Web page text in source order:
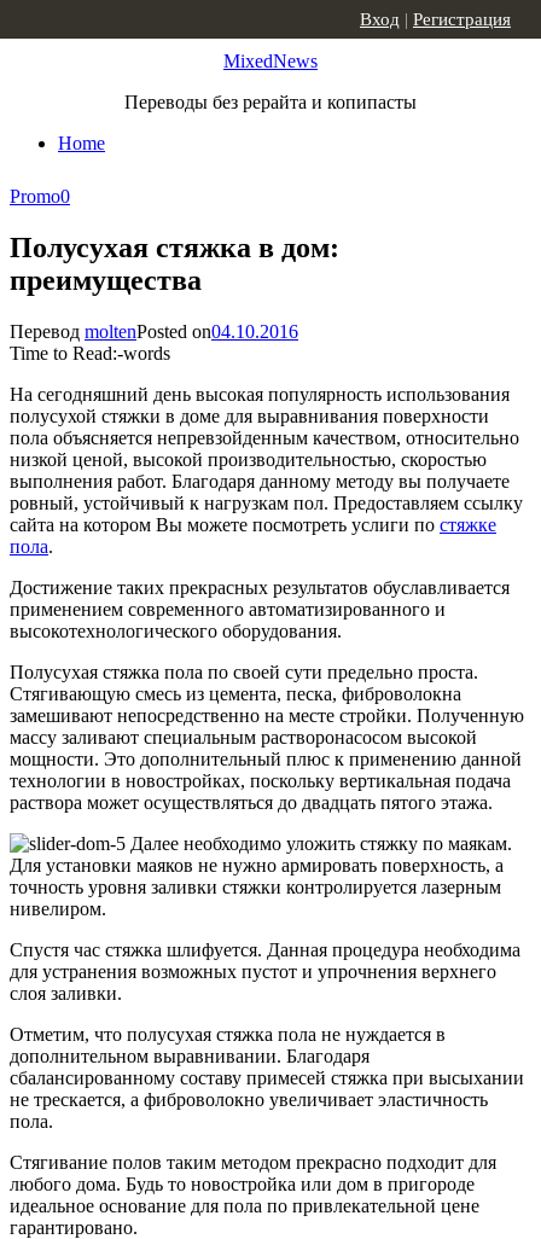
MixedNews
Переводы без рерайта и копипасты
Home
Вход | Регистрация
Promo0
Полусухая стяжка в дом:
преимущества
Перевод moltenPosted on04.10.2016
Time to Read:-words
На сегодняшний день высокая популярность использования
полусухой стяжки в доме для выравнивания поверхности
пола объясняется непревзойденным качеством, относительно
низкой ценой, высокой производительностью, скоростью
выполнения работ. Благодаря данному методу вы получаете
ровный, устойчивый к нагрузкам пол. Предоставляем ссылку
сайта на котором Вы можете посмотреть услиги по стяжке
пола.
Достижение таких прекрасных результатов обуславливается
применением современного автоматизированного и
высокотехнологического оборудования.
Полусухая стяжка пола по своей сути предельно проста.
Стягивающую смесь из цемента, песка, фиброволокна
замешивают непосредственно на месте стройки. Полученную
массу заливают специальным растворонасосом высокой
мощности. Это дополнительный плюс к применению данной
технологии в новостройках, поскольку вертикальная подача
раствора может осуществляться до двадцать пятого этажа.
Далее необходимо уложить стяжку по маякам.
Для установки маяков не нужно армировать поверхность, а
точность уровня заливки стяжки контролируется лазерным
нивелиром.
Спустя час стяжка шлифуется. Данная процедура необходима
для устранения возможных пустот и упрочнения верхнего
слоя заливки.
Отметим, что полусухая стяжка пола не нуждается в
дополнительном выравнивании. Благодаря
сбалансированному составу примесей стяжка при высыхании
не трескается, а фиброволокно увеличивает эластичность
пола.
Стягивание полов таким методом прекрасно подходит для
любого дома. Будь то новостройка или дом в пригороде
идеальное основание для пола по привлекательной цене
гарантировано.